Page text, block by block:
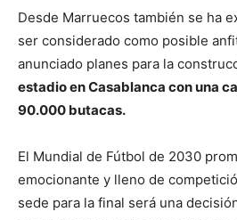
Desde Marruecos también se ha
ser considerado como posible
anunciado planes para la
estadio en Casablanca con una
90.000 butacas.
El Mundial de Fútbol de 2030
emocionante y lleno de
sede para la final será una